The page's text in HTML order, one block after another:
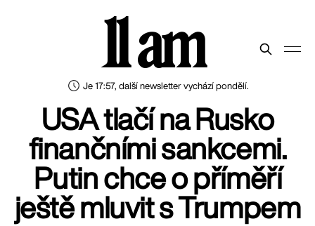
Je 17:57, další newsletter vychází pondělí.
11 am
USA tlačí na Rusko
finančními sankcemi.
Putin chce o příměří
ještě mluvit s Trumpem